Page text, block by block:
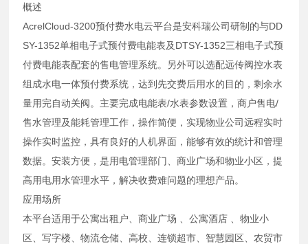
概述
AcrelCloud-3200预付费水电云平台是安科瑞公司研制的与DD
SY-1352单相电子式预付费电能表及DTSY-1352三相电子式预
付费电能表配套的售电管理系统。另外可以选配远传阀控水表
组成水电一体预付费系统，达到先交费后用水的目的，剩余水
量用完自动关阀。主要完成电能表/水表参数设置，商户售电/
售水管理及能耗管理工作，操作简便，实现物业公司远程实时
操作实时监控，具有良好的人机界面，能够有效的统计和管理
数据。安装方便，是用电管理部门、商业广场和物业小区，提
高用电用水管理水平，解决收费难问题的理想产品。
应用场所
本平台适用于公寓出租户、商业广场 、公寓酒店 、物业小
区、写字楼、物流仓储、高校、连锁超市、智慧园区、农贸市